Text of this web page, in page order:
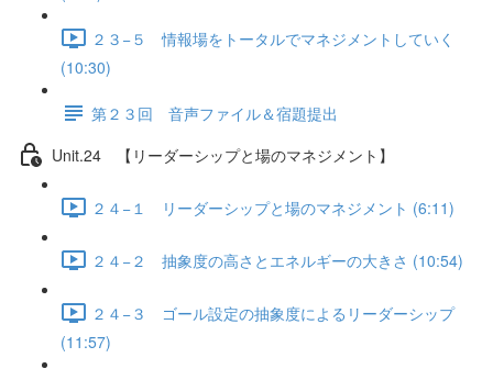
２３−５ 情報場をトータルでマネジメントしていく
(10:30)
第２３回 音声ファイル＆宿題提出
Unit.24 【リーダーシップと場のマネジメント】
２４−１ リーダーシップと場のマネジメント (6:11)
２４−２ 抽象度の高さとエネルギーの大きさ (10:54)
２４−３ ゴール設定の抽象度によるリーダーシップ
(11:57)